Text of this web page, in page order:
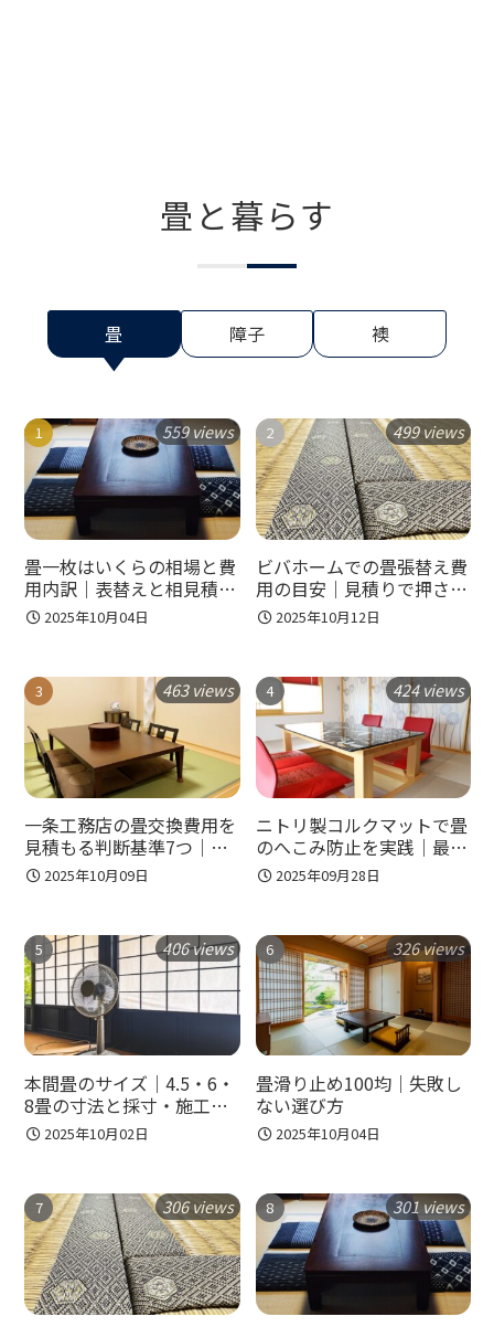
畳と暮らす
畳 障子 襖
畳一枚はいくらの相場と費
用内訳｜表替えと相見積り
で費用を抑えるコツ
559 views
2025年10月04日
ビバホームでの畳張替え費
用の目安｜見積りで押さえ
る追加費用と節約テクニッ
ク
499 views
2025年10月12日
一条工務店の畳交換費用を
見積もる判断基準7つ｜純
正対応か地元業者かまで迷
わず判断できる！
463 views
2025年10月09日
ニトリ製コルクマットで畳
のへこみ防止を実践｜最適
な厚みと枚数がすぐわか
る！
424 views
2025年09月28日
本間畳のサイズ｜4.5・6・
8畳の寸法と採寸・施工の
注意点をプロが解説！
406 views
2025年10月02日
畳滑り止め100均｜失敗し
ない選び方
326 views
2025年10月04日
306 views 301 views